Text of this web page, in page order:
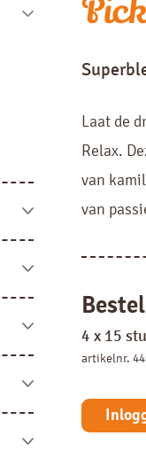
Laat de
Relax.
van
van
4 x 15
artikelnr.